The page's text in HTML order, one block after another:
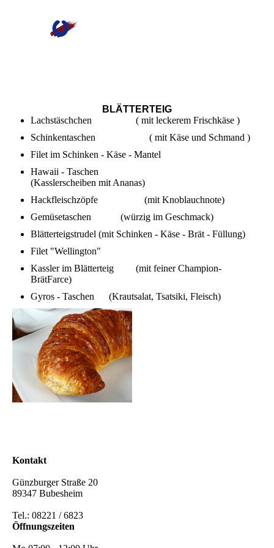
BLÄTTERTEIG
Lachstäschchen ( mit leckerem Frischkäse )
Schinkentaschen ( mit Käse und Schmand )
Filet im Schinken - Käse - Mantel
Hawaii - Taschen
(Kasslerscheiben mit Ananas)
Hackfleischzöpfe (mit Knoblauchnote)
Gemüsetaschen (würzig im Geschmack)
Blätterteigstrudel (mit Schinken - Käse - Brät - Füllung)
Filet "Wellington"
Kassler im Blätterteig (mit feiner Champion-
BrätFarce)
Gyros - Taschen (Krautsalat, Tsatsiki, Fleisch)
Kontakt
Günzburger Straße 20
89347 Bubesheim
Tel.: 08221 / 6823
Öffnungszeiten